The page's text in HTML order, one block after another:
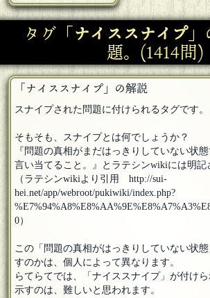
タグ「ナイススナイプ」
題。(1414問)
「ナイススナイプ」の解説
スナイプされた問題に付けられるタグです。
そもそも、スナイプとは何でしょうか？
『問題の真相がまだはっきりしていない状
言い当てること。』とラテシンwikiには明記
（ラテシンwikiより引用 http://sui-
hei.net/app/webroot/pukiwiki/index.php?
0）
この「問題の真相がはっきりしていない状
すのかは、個人によって異なります。
らてらてでは、「ナイススナイプ」が付け
示すのは、難しいと思われます。